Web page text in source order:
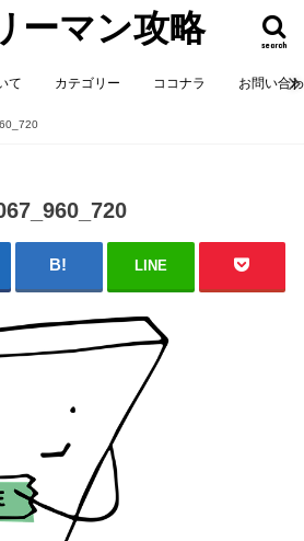
ーマン攻略 search
て カテゴリー ココナラ お問い合
LINE